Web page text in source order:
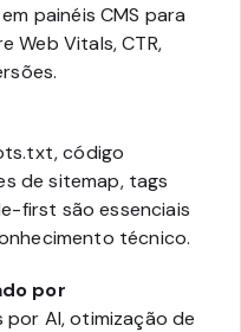
painéis CMS para
Web Vitals, CTR,
código
de sitemap, tags
first são essenciais
técnico.
por
AI, otimização de